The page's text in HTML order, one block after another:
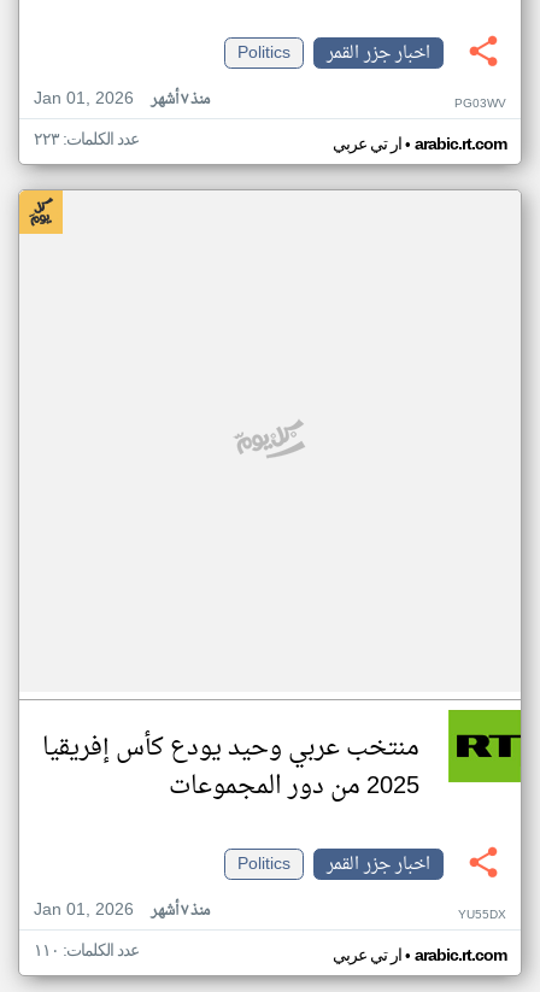
اخبار جزر القمر
Politics
Jan 01, 2026
منذ ٧ أشهر PG03WV
ار تي عربي• arabic.rt.com عدد الكلمات: ٢٢٣
منتخب عربي وحيد يودع كأس إفريقيا
2025 من دور المجموعات
اخبار جزر القمر
Politics
Jan 01, 2026
منذ ٧ أشهر YU55DX
ار تي عربي• arabic.rt.com عدد الكلمات: ١١٠